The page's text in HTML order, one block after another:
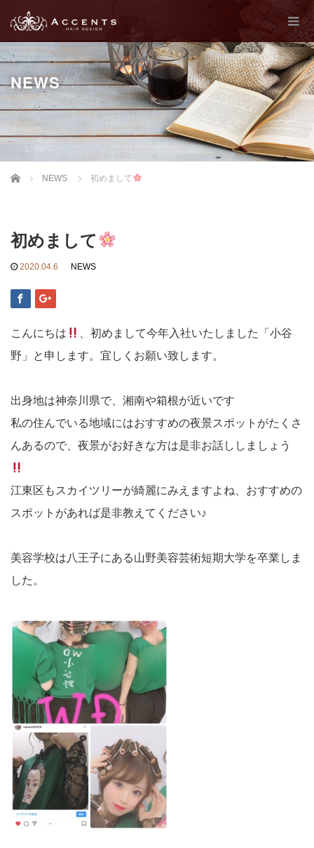
NEWS
Home NEWS 初めまして
初めまして
2020.04.6 NEWS
こんにちは
、初めまして今年入社いたしました「小谷
野」と申します。宜しくお願い致します。
出身地は神奈川県で、湘南や箱根が近いです
私の住んでいる地域にはおすすめの夜景スポットがたくさ
んあるので、夜景がお好きな方は是非お話ししましょう
江東区もスカイツリーが綺麗にみえますよね、おすすめの
スポットがあれば是非教えてください♪
美容学校は八王子にある山野美容芸術短期大学を卒業しま
した。